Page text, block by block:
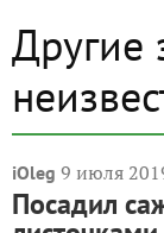
Другие
iOleg 9 июля
Посадил